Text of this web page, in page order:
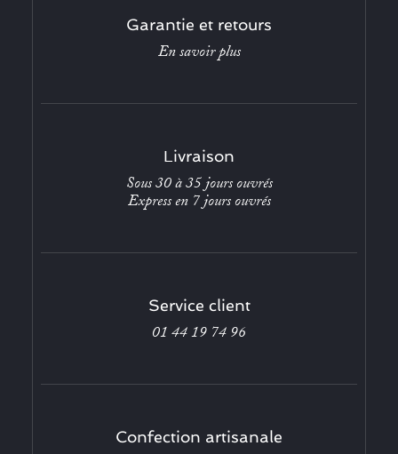
Garantie et retours
En savoir plus
Livraison
Sous 30 à 35 jours ouvrés
Express en 7 jours ouvrés
Service client
01 44 19 74 96
Confection artisanale